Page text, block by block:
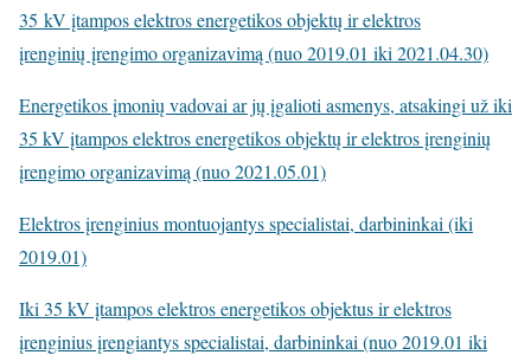
35 kV įtampos elektros energetikos objektų ir elektros
įrenginių įrengimo organizavimą (nuo 2019.01 iki 2021.04.30)
Energetikos įmonių vadovai ar jų įgalioti asmenys, atsakingi už iki
35 kV įtampos elektros energetikos objektų ir elektros įrenginių
įrengimo organizavimą (nuo 2021.05.01)
Elektros įrenginius montuojantys specialistai, darbininkai (iki
2019.01)
Iki 35 kV įtampos elektros energetikos objektus ir elektros
įrenginius įrengiantys specialistai, darbininkai (nuo 2019.01 iki